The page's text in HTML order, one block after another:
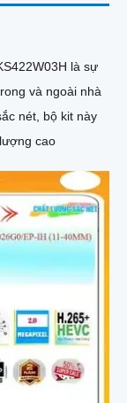
là sự
và ngoài nhà
cao